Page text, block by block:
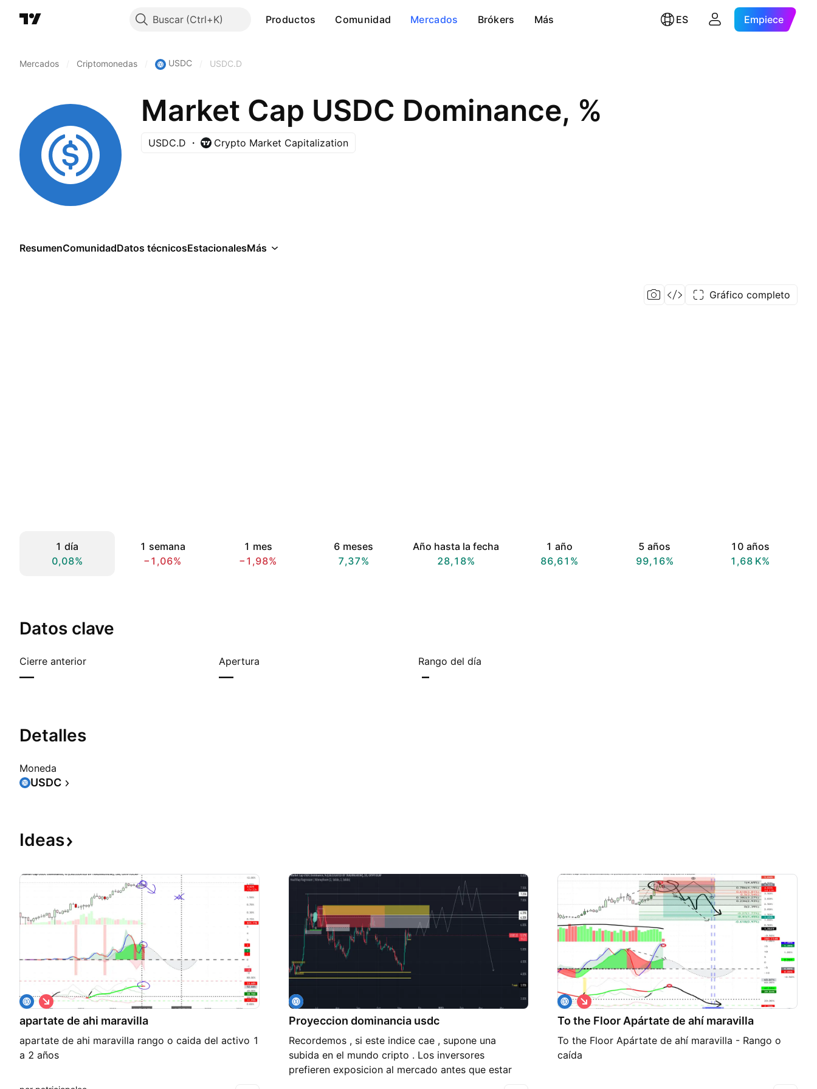
Buscar Productos Comunidad Mercados Brókers Más ES Empiece
Mercados Criptomonedas USDC USDC.D
Market Cap USDC Dominance, %
USDC.D Crypto Market Capitalization
ResumenComunidadDatos técnicosEstacionalesMás
Gráfico completo
1 día
0,08%
1 semana
−1,06%
1 mes
−1,98%
6 meses
7,37%
Año hasta la fecha
28,18%
1 año
86,61%
5 años
99,16%
10 años
‪1,68 K‬%
Datos clave
Cierre anterior
—
Apertura
—
Rango del día
–
Detalles
Moneda
USDC
Ideas
apartate de ahi maravilla
apartate de ahi maravilla rango o caida del activo 1
a 2 años
C
o
r
o
Proyeccion dominancia usdc
Recordemos , si este indice cae , supone una
subida en el mundo cripto . Los inversores
prefieren exposicion al mercado antes que estar
To the Floor Apártate de ahí maravilla
To the Floor Apártate de ahí maravilla - Rango o
caída
C
o
r
o